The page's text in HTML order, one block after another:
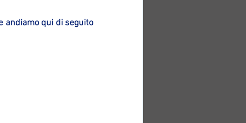
andiamo qui di seguito